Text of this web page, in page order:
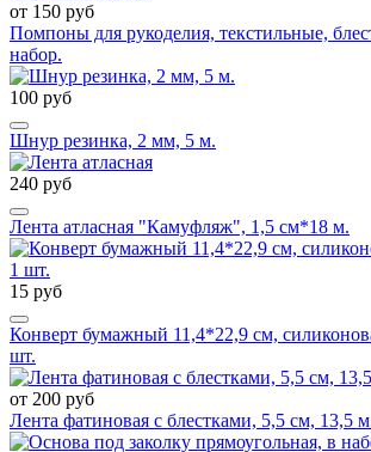
от 150 руб
Помпоны для рукоделия, текстильные,
набор.
100 руб
Шнур резинка, 2 мм, 5 м.
240 руб
Лента атласная "Камуфляж", 1,5 см*18 м.
15 руб
Конверт бумажный 11,4*22,9 см,
шт.
от 200 руб
Лента фатиновая с блестками, 5,5 см, 13,5